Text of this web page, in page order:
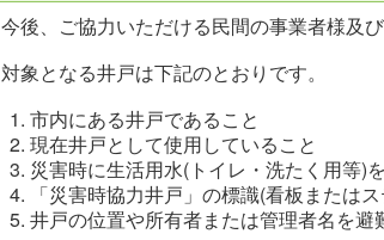
今後、ご協力いただける民間の事業者様及
対象となる井戸は下記のとおりです。
市内にある井戸であること
現在井戸として使用していること
災害時に生活用水(トイレ・洗たく用等)
「災害時協力井戸」の標識(看板または
井戸の位置や所有者または管理者名を